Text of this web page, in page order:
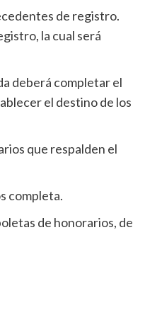
de registro.
la cual será
deberá completar el
el destino de los
que respalden el
completa.
de honorarios, de